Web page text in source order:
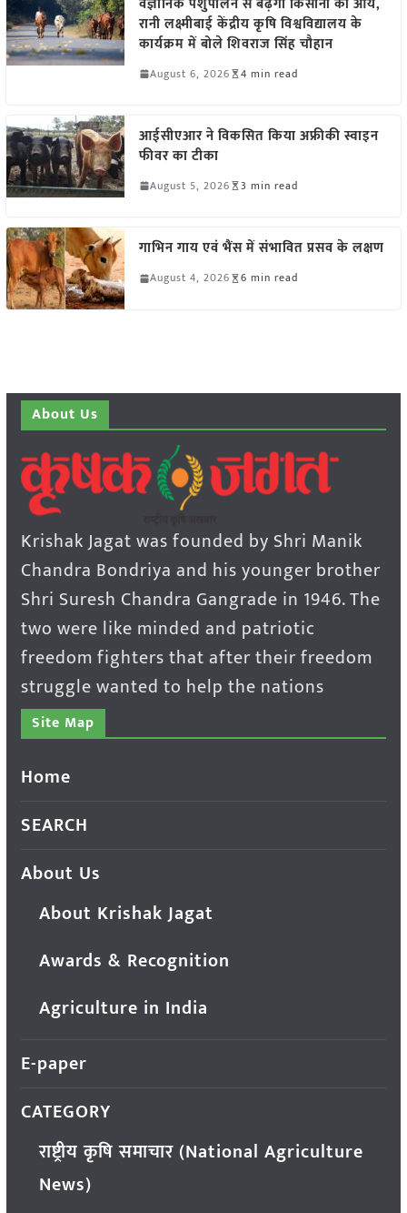
रानी लक्ष्मीबाई केंद्रीय कृषि विश्वविद्यालय के
कार्यक्रम में बोले शिवराज सिंह चौहान
August 6, 2026 4 min read
आईसीएआर ने विकसित किया अफ्रीकी स्वाइन
फीवर का टीका
August 5, 2026 3 min read
गाभिन गाय एवं भैंस में संभावित प्रसव के लक्षण
August 4, 2026 6 min read
About Us
Krishak Jagat was founded by Shri Manik
Chandra Bondriya and his younger brother
Shri Suresh Chandra Gangrade in 1946. The
two were like minded and patriotic
freedom fighters that after their freedom
struggle wanted to help the nations
Site Map
Home
SEARCH
About Us
About Krishak Jagat
Awards & Recognition
Agriculture in India
E-paper
CATEGORY
राष्ट्रीय कृषि समाचार (National Agriculture
News)